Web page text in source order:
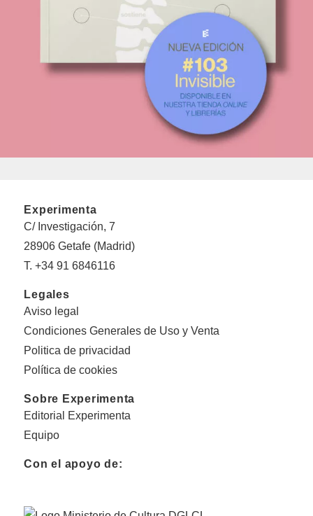
Experimenta
C/ Investigación, 7
28906 Getafe (Madrid)
T. +34 91 6846116
Legales
Aviso legal
Condiciones Generales de Uso y Venta
Politica de privacidad
Política de cookies
Sobre Experimenta
Editorial Experimenta
Equipo
Con el apoyo de: